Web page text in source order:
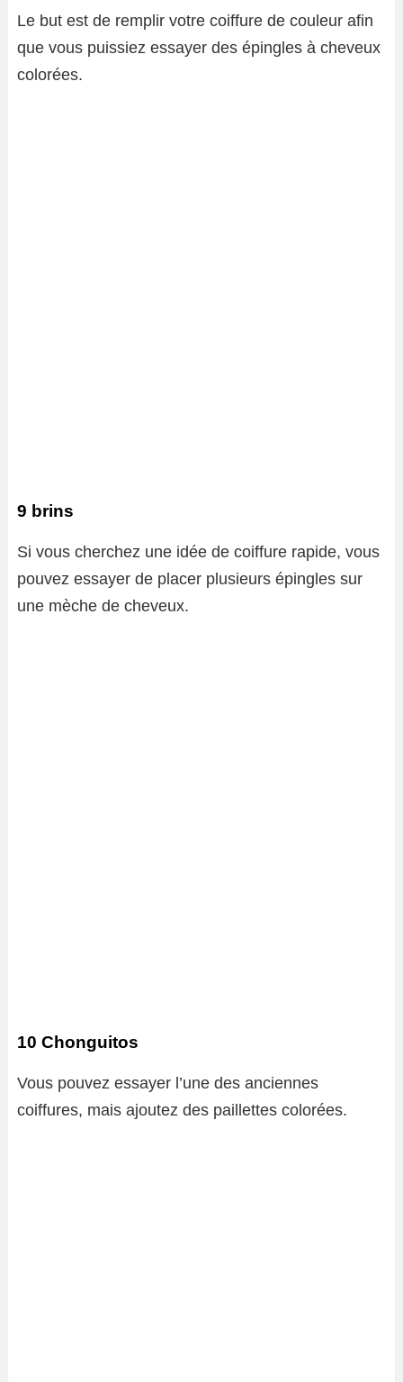
Le but est de remplir votre coiffure de couleur afin
que vous puissiez essayer des épingles à cheveux
colorées.
9 brins
Si vous cherchez une idée de coiffure rapide, vous
pouvez essayer de placer plusieurs épingles sur
une mèche de cheveux.
10 Chonguitos
Vous pouvez essayer l’une des anciennes
coiffures, mais ajoutez des paillettes colorées.